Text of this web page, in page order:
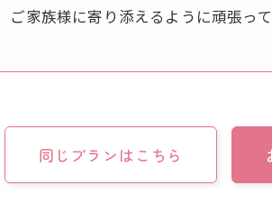
ご家族様に寄り添えるように頑張っ
同じプランはこちら